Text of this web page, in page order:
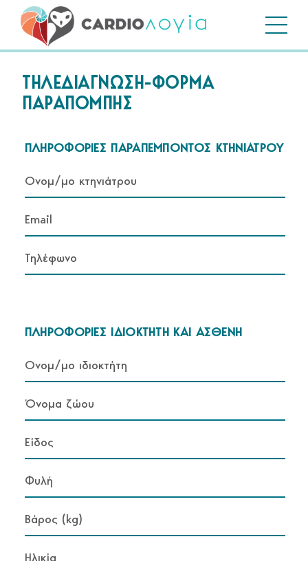
ΤΗΛΕΔΙΑΓΝΩΣΗ-ΦΟΡΜΑ
ΠΑΡΑΠΟΜΠΗΣ
ΠΛΗΡΟΦΟΡΙΕΣ ΠΑΡΑΠΕΜΠΟΝΤΟΣ ΚΤΗΝΙΑΤΡΟΥ
ΠΛΗΡΟΦΟΡΙΕΣ ΙΔΙΟΚΤΗΤΗ ΚΑΙ ΑΣΘΕΝΗ